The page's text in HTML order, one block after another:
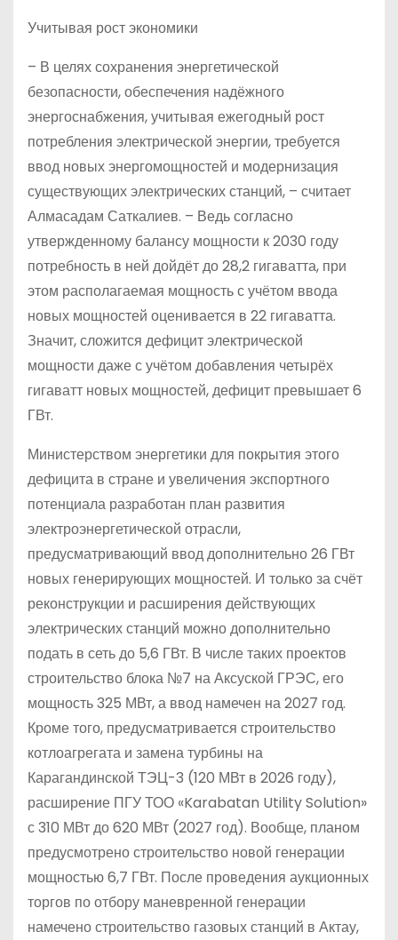
Учитывая рост экономики
– В целях сохранения энергетической
безопасности, обеспечения надёжного
энергоснабжения, учитывая ежегодный рост
потребления электрической энергии, требуется
ввод новых энергомощностей и модернизация
существующих электрических станций, – считает
Алмасадам Саткалиев. – Ведь согласно
утвержденному балансу мощности к 2030 году
потребность в ней дойдёт до 28,2 гигаватта, при
этом располагаемая мощность с учётом ввода
новых мощностей оценивается в 22 гигаватта.
Значит, сложится дефицит электрической
мощности даже с учётом добавления четырёх
гигаватт новых мощностей, дефицит превышает 6
ГВт.
Министерством энергетики для покрытия этого
дефицита в стране и увеличения экспортного
потенциала разработан план развития
электроэнергетической отрасли,
предусматривающий ввод дополнительно 26 ГВт
новых генерирующих мощностей. И только за счёт
реконструкции и расширения действующих
электрических станций можно дополнительно
подать в сеть до 5,6 ГВт. В числе таких проектов
строительство блока №7 на Аксуской ГРЭС, его
мощность 325 МВт, а ввод намечен на 2027 год.
Кроме того, предусматривается строительство
котлоагрегата и замена турбины на
Карагандинской ТЭЦ-3 (120 МВт в 2026 году),
расширение ПГУ ТОО «Karabatan Utility Solution»
с 310 МВт до 620 МВт (2027 год). Вообще, планом
предусмотрено строительство новой генерации
мощностью 6,7 ГВт. После проведения аукционных
торгов по отбору маневренной генерации
намечено строительство газовых станций в Актау,